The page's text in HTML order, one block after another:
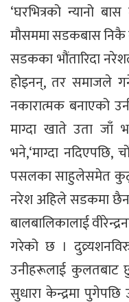
‘घरभित्रको न्यानो
मौसममा सडकबास
सडकका भौंतारिदा
होइनन्, तर समाजले
नकारात्मक बनाएको
माग्दा खाते उता जाँ
भने,‘माग्दा नदिएपछि,
पसलका साहुलेसमेत
नरेश अहिले सडकमा
बालबालिकालाई
गरेको छ ।
उनीहरूलाई कुलतबाट
सुधारा केन्द्रमा